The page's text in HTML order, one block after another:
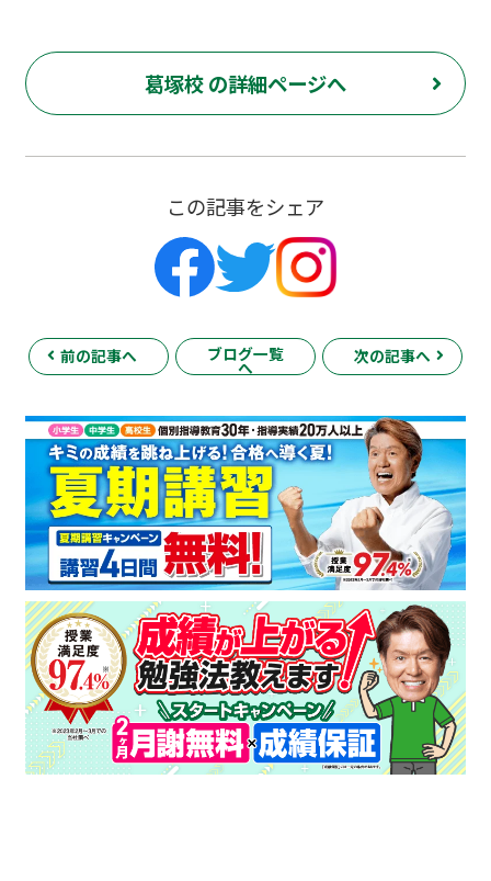
葛塚校 の詳細ページへ
この記事をシェア
前の記事へ ブログ一覧
へ
次の記事へ